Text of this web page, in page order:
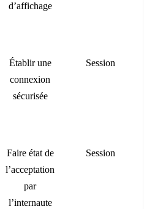
d’affichage
Établir une
connexion
sécurisée
Session
Faire état de
l’acceptation
par
l’internaute
Session